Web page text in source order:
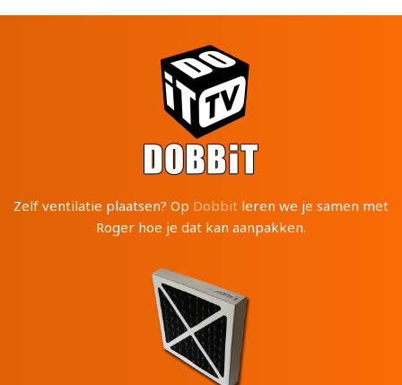
Zelf ventilatie plaatsen? Op Dobbit leren we je samen met
Roger hoe je dat kan aanpakken.